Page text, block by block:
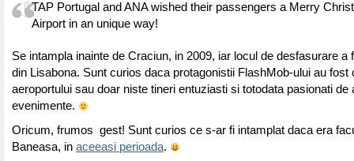
TAP Portugal and ANA wished their passengers a Merry
Airport in an unique way!
Se intampla inainte de Craciun, in 2009, iar locul de desfasurare a
din Lisabona. Sunt curios daca protagonistii FlashMob-ului au fost
aeroportului sau doar niste tineri entuziasti si totodata pasionati de
evenimente.
Oricum, frumos gest! Sunt curios ce s-ar fi intamplat daca era
Baneasa, in aceeasi perioada.